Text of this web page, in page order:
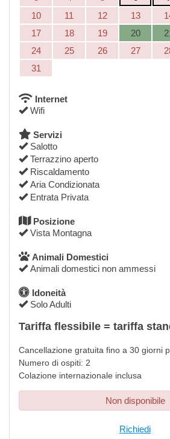
10
11 12 13
17
18 19 20
24
25 26 27
31
Internet
Wifi
Servizi
Salotto
Terrazzino aperto
Riscaldamento
Aria Condizionata
Entrata Privata
Posizione
Vista Montagna
Animali Domestici
Animali domestici non ammessi
Idoneità
Solo Adulti
Tariffa flessibile = tariffa
Cancellazione gratuita fino a 30 giorni
Numero di ospiti: 2
Colazione internazionale inclusa
Non disponibile
Richiedi